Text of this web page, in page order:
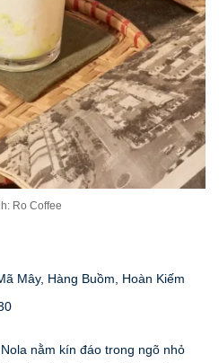
Ro Coffee
Mây, Hàng Buồm, Hoàn Kiếm
nằm kín đáo trong ngõ nhỏ